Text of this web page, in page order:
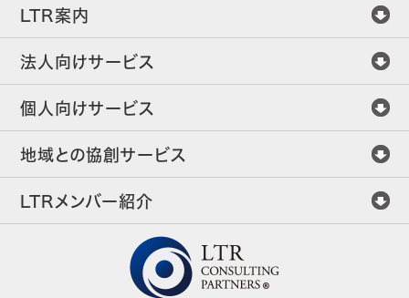
LTR案内
法人向けサービス
個人向けサービス
地域との協創サービス
LTRメンバー紹介